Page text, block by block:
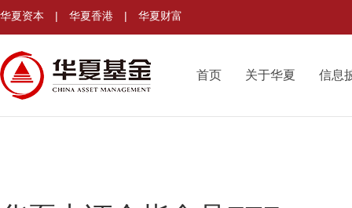
华夏资本 | 华夏香港 | 华夏财富
首页 关于华夏 信息